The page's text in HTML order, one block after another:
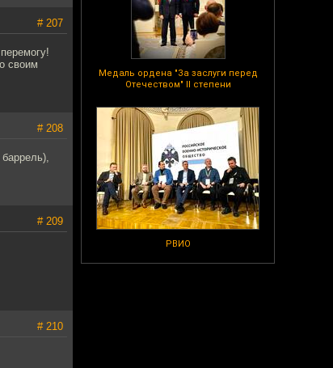
Медаль ордена "За заслуги перед
Отечеством" II степени
РВИО
# 207
своим
# 208
# 209
# 210